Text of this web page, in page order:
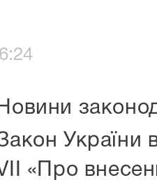
Новини
України
«Про